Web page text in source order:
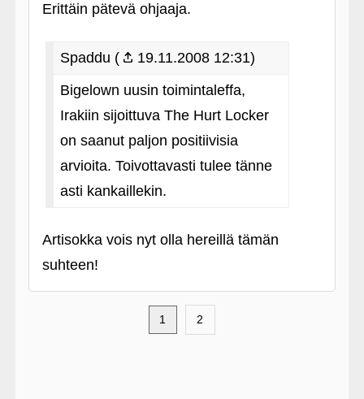
Erittäin pätevä ohjaaja.
Spaddu (
19.11.2008 12:31)
Bigelown uusin toimintaleffa,
Irakiin sijoittuva The Hurt Locker
on saanut paljon positiivisia
arvioita. Toivottavasti tulee tänne
asti kankaillekin.
Artisokka vois nyt olla hereillä tämän
suhteen!
1 2